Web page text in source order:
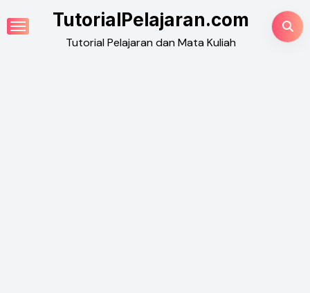
to
TutorialPelajaran.com
Tutorial Pelajaran dan Mata Kuliah